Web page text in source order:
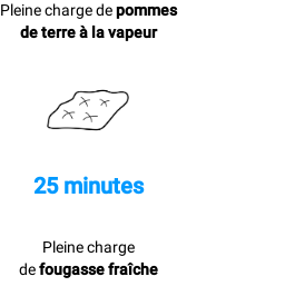
Pleine charge depommes
de terre à la vapeur
25 minutes
Pleine charge
defougasse fraîche